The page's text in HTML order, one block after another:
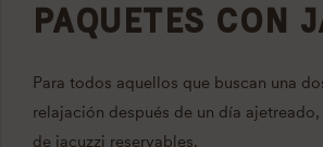
PAQUETES CON
Para todos aquellos que buscan una
relajación después de un día
de jacuzzi reservables.